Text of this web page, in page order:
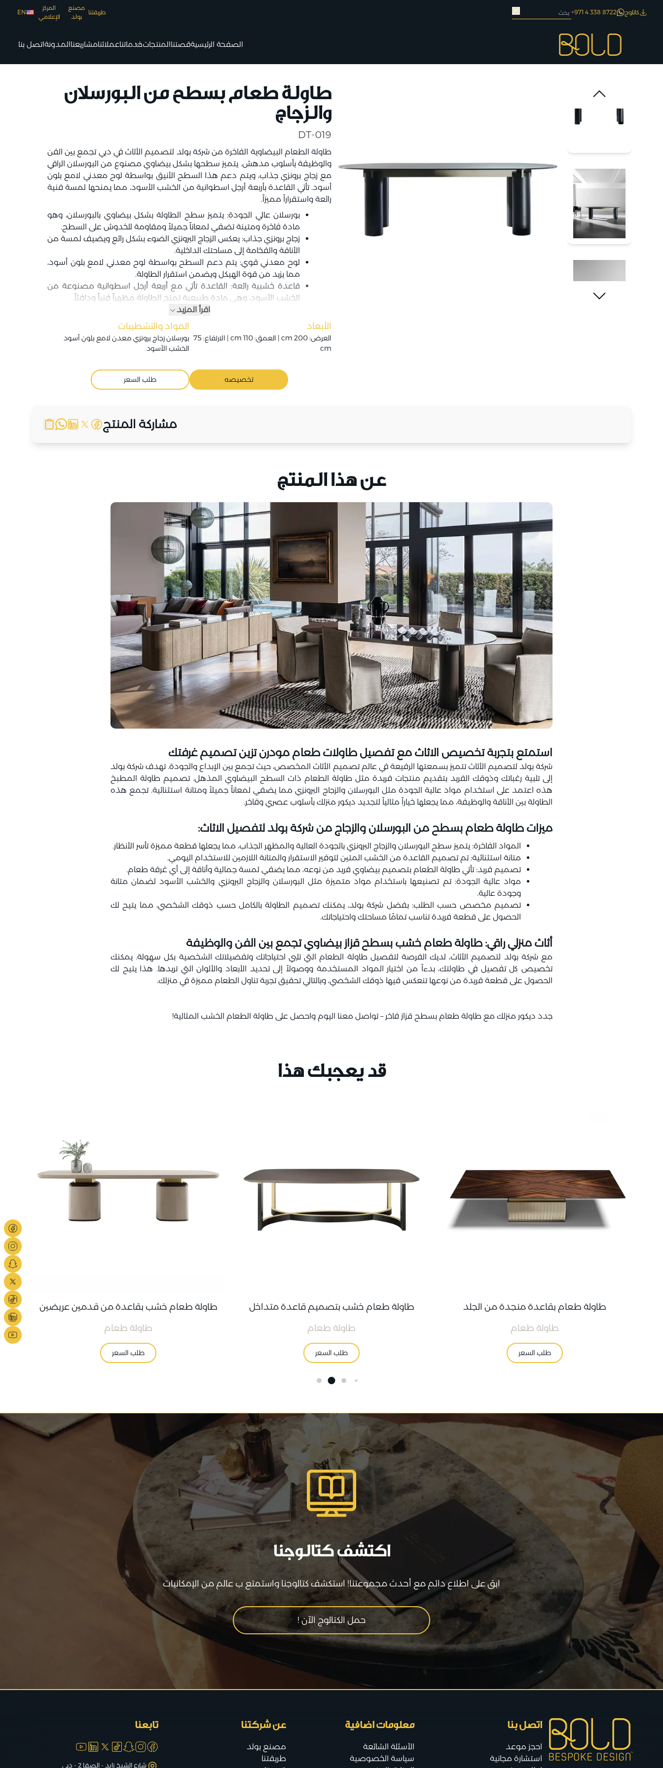
كاتلوج 8722 338 4 971+ طريقتنا
مصنع
بولد
المركز
الإعلامي
EN
الصفحة الرئيسيةقصتناالمنتجاتخدماتناعملائنامشاريعناالمدونةاتصل بنا
طاولة طعام بسطح من البورسلان
والزجاج
DT-019
طاولة الطعام البيضاوية الفاخرة من شركة بولد لتصميم الأثاث في دبي تجمع بين الفن
والوظيفة بأسلوب مدهش. يتميز سطحها بشكل بيضاوي مصنوع من البورسلان الراقي
مع زجاج برونزي جذاب، ويتم دعم هذا السطح الأنيق بواسطة لوح معدني لامع بلون
أسود. تأتي القاعدة بأربعة أرجل اسطوانية من الخشب الأسود، مما يمنحها لمسة فنية
رائعة واستقراراً مميزاً.
بورسلان عالي الجودة: يتميز سطح الطاولة بشكل بيضاوي بالبورسلان، وهو
مادة فاخرة ومتينة تضفي لمعاناً جميلاً ومقاومة للخدوش على السطح.
زجاج برونزي جذاب: يعكس الزجاج البرونزي الضوء بشكل رائع ويضيف لمسة من
الأناقة والفخامة إلى مساحتك الداخلية.
لوح معدني قوي: يتم دعم السطح بواسطة لوح معدني لامع بلون أسود،
مما يزيد من قوة الهيكل ويضمن استقرار الطاولة.
قاعدة خشبية رائعة: القاعدة تأتي مع أربعة أرجل اسطوانية مصنوعة من
الخشب الأسود، وهي مادة طبيعية تمنح الطاولة مظهراً فنياً ودافئاً.
اقرأ المزيد
الأبعاد
العرض: 200 cm | العمق: 110 cm | الارتفاع: 75
cm
المواد والتشطيبات
بورسلانزجاج برونزي معدن لامع بلون أسود
الخشب الأسود
تخصيصه طلب السعر
مشاركة المنتج
عن هذا المنتج
استمتع بتجربة تخصيص الاثاث مع تفصيل طاولات طعام مودرن تزين تصميم غرفتك
شركة بولد لتصميم الأثاث تتميز بسمعتها الرفيعة في عالم تصميم الأثاث المخصص، حيث تجمع بين الإبداع والجودة. تهدف شركة بولد
إلى تلبية رغباتك وذوقك الفريد بتقديم منتجات فريدة مثل طاولة الطعام ذات السطح البيضاوي المذهل. تصميم طاولة المطبخ
هذه اعتمد على استخدام مواد عالية الجودة مثل البورسلان والزجاج البرونزي مما يضفي لمعاناً جميلاً ومتانة استثنائية. تجمع هذه
الطاولة بين الأناقة والوظيفة، مما يجعلها خياراً مثالياً لتجديد ديكور منزلك بأسلوب عصري وفاخر.
ميزات طاولة طعام بسطح من البورسلان والزجاج من شركة بولد لتفصيل الاثاث:
المواد الفاخرة: يتميز سطح البورسلان والزجاج البرونزي بالجودة العالية والمظهر الجذاب، مما يجعلها قطعة مميزة تأسر الأنظار.
متانة استثنائية: تم تصميم القاعدة من الخشب المتين لتوفير الاستقرار والمتانة اللازمين للاستخدام اليومي.
تصميم فريد: تأتي طاولة الطعام بتصميم بيضاوي فريد من نوعه، مما يضفي لمسة جمالية وأناقة إلى أي غرفة طعام.
مواد عالية الجودة: تم تصنيعها باستخدام مواد متميزة مثل البورسلان والزجاج البرونزي والخشب الأسود لضمان متانة
وجودة عالية.
تصميم مخصص حسب الطلب: بفضل شركة بولد، يمكنك تصميم الطاولة بالكامل حسب ذوقك الشخصي، مما يتيح لك
الحصول على قطعة فريدة تناسب تمامًا مساحتك واحتياجاتك.
أثاث منزلي راقي: طاولة طعام خشب بسطح قزاز بيضاوي تجمع بين الفن والوظيفة
مع شركة بولد لتصميم الأثاث، لديك الفرصة لتفصيل طاولة الطعام التي تلبي احتياجاتك وتفضيلاتك الشخصية بكل سهولة. يمكنك
تخصيص كل تفصيل في طاولتك، بدءاً من اختيار المواد المستخدمة ووصولاً إلى تحديد الأبعاد والألوان التي تريدها. هذا يتيح لك
الحصول على قطعة فريدة من نوعها تنعكس فيها ذوقك الشخصي، وبالتالي تحقيق تجربة تناول الطعام مميزة في منزلك.
جدد ديكور منزلك مع طاولة طعام بسطح قزاز فاخر – تواصل معنا اليوم واحصل على طاولة الطعام الخشب المثالية!
قد يعجبك هذا
طاولة طعام خشب بقاعدة من قدمين عريضين
طاولة طعام
طلب السعر
طاولة طعام خشب بتصميم قاعدة متداخل
طاولة طعام
طلب السعر
طاولة طعام بقاعدة منجدة من الجلد
طاولة طعام
طلب السعر
اكتشف كتالوجنا
ابق على اطلاع دائم مع أحدث مجموعتنا! استكشف كتالوجنا واستمتع ب عالم من الإمكانيات
حمل الكتالوج الآن !
اتصل بنا
احجز موعد
استشارة مجانية
معلومات اضافية
الأسئلة الشائعة
سياسة الخصوصية
عن شركتنا
مصنع بولد
طريقتنا
تابعنا
شارع الشيخ زايد - الصفا 2 - دبي